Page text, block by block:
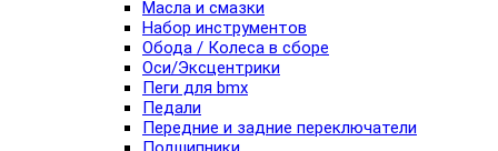
Масла и смазки
Набор инструментов
Обода / Колеса в сборе
Оси/Эксцентрики
Пеги для bmx
Педали
Передние и задние переключатели